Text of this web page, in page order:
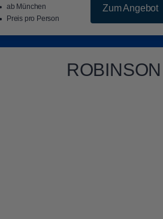
ab München
Preis pro Person
Zum Angebot